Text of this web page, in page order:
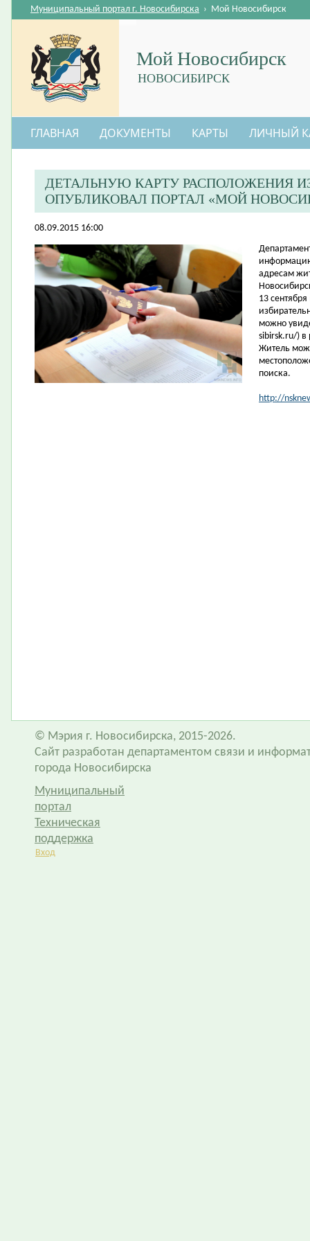
Мой Новосибирск
НОВОСИБИРСК
Муниципальный портал г. Новосибирска › Мой Новосибирск
ГЛАВНАЯ ДОКУМЕНТЫ КАРТЫ ЛИЧНЫЙ
ДЕТАЛЬНУЮ КАРТУ РАСПОЛОЖЕНИЯ
ОПУБЛИКОВАЛ ПОРТАЛ «МОЙ
08.09.2015 16:00
адресам
13
можно
sibirsk.ru/)
Житель
поиска.
http://
© Мэрия г. Новосибирска, 2015-2026.
Сайт разработан департаментом связи и
города Новосибирска
Муниципальный
портал
Техническая
поддержка
Вход